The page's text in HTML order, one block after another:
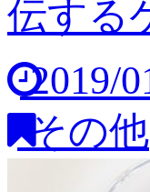
伝する
2019/
その他